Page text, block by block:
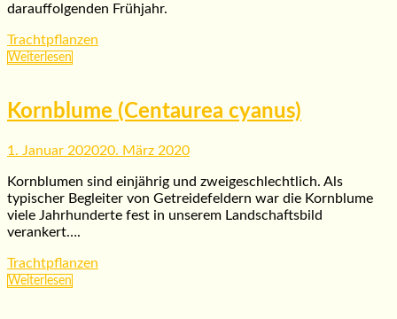
darauffolgenden Frühjahr.
Trachtpflanzen
Weiterlesen
Kornblume (Centaurea cyanus)
1. Januar 202020. März 2020
Kornblumen sind einjährig und zweigeschlechtlich. Als
typischer Begleiter von Getreidefeldern war die Kornblume
viele Jahrhunderte fest in unserem Landschaftsbild
verankert….
Trachtpflanzen
Weiterlesen